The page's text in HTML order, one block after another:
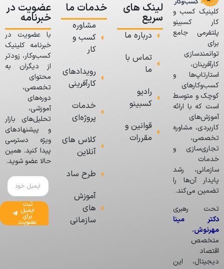
کلینیک کسب و
کار کسبینو
پلتفرمی جامع
برای
توانمندسازی
کارآفرینان،
استارتاپ‌ها و
کسب‌وکارهای
کوچک و متوسط
است که با ارائه
آموزش‌های
کاربردی، مشاوره
تخصصی،
تجاری‌سازی و
خدمات
سازمانی، رشد
پایدار آن‌ها را
تضمین می‌کند.
تحت رهبری
دکتر مینا
مهرنوش،
متخصص
اقتصاد
دیجیتال، این
لینک های
سریع
درباره ما
تماس با
ما
رادیو
کسبینو
قوانین و
مقررات
خدمات ما
مشاوره
کسب و
کار
رویدادهای
کارآفرینی
خدمات
پروژه‌ای
کلاس های
آنلاین
طرح ساد
آموزش
های
سازمانی
عضویت در
خبرنامه
با عضویت در
خبرنامه کلینیک
کسب‌وکار، زودتر
از دیگران به
محتوای
تخصصی،
دوره‌های
آموزشی،
تحلیل‌های بازار
و پیشنهادهای
ویژه دسترسی
پیدا کنید. همین
حالا عضو شوید.
ثبت
ایمیل
برای
عضویت